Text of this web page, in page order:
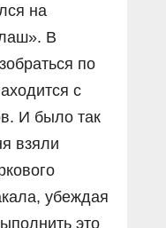
на
В
по
с
И было так
взяли
убеждая
это